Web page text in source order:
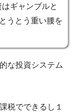
ギャンブルと
うとう重い腰を
な投資システム
税でできるし１